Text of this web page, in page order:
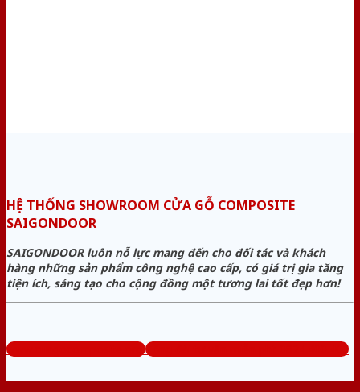
HỆ THỐNG SHOWROOM CỬA GỖ COMPOSITE
SAIGONDOOR
SAIGONDOOR luôn nỗ lực mang đến cho đối tác và khách
hàng những sản phẩm công nghệ cao cấp, có giá trị gia tăng
tiện ích, sáng tạo cho cộng đồng một tương lai tốt đẹp hơn!
www.cuagocomposite.org Tổng đài tư vấn miễn phí: 0824.400.400